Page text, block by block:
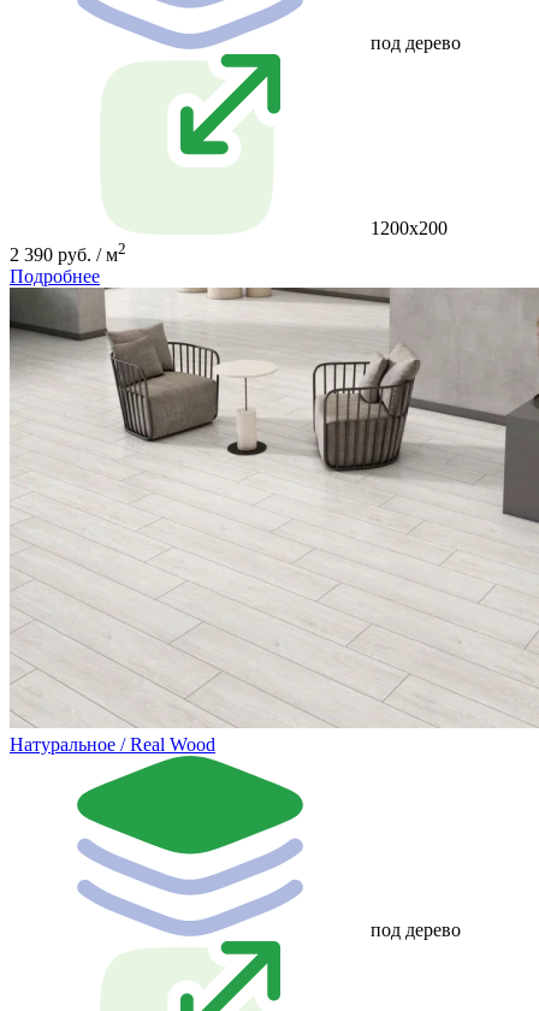
под дерево
1200x200
2 390 руб. / м2
Подробнее
Натуральное / Real Wood
под дерево